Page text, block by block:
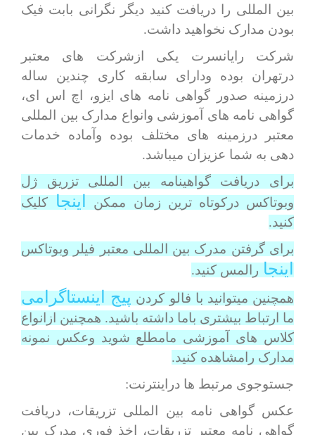
بین المللی را دریافت کنید دیگر نگرانی بابت فیک
بودن مدارک نخواهید داشت.
شرکت رایانسرت یکی ازشرکت های معتبر
درتهران بوده ودارای سابقه کاری چندین ساله
درزمینه صدور گواهی نامه های ایزو، اچ اس ای،
گواهی نامه های آموزشی وانواع مدارک بین المللی
معتبر درزمینه های مختلف بوده وآماده خدمات
دهی به شما عزیزان میباشد.
برای دریافت گواهینامه بین المللی تزریق ژل
وبوتاکس درکوتاه ترین زمان ممکن
اینجا
کلیک
کنید.
برای گرفتن مدرک بین المللی معتبر فیلر وبوتاکس
اینجا رالمس کنید.
همچنین میتوانید با فالو کردن پیج اینستاگرامی
ما ارتباط بیشتری باما داشته باشید. همچنین ازانواع
کلاس های آموزشی مامطلع شوید وعکس نمونه
مدارک رامشاهده کنید.
جستوجوی مرتبط ها دراینترنت:
عکس گواهی نامه بین المللی تزریقات، دریافت
گواهی نامه معتبر تزریقات، اخذ فوری مدرک بین